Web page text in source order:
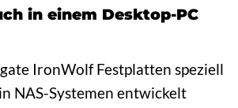
in einem Desktop-PC
IronWolf Festplatten speziell
NAS-Systemen entwickelt